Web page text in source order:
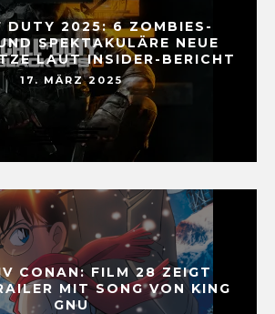
DUTY 2025: 6 ZOMBIES-
SPEKTAKULÄRE NEUE
LAUT INSIDER-BERICHT
17. MÄRZ 2025
CONAN: FILM 28 ZEIGT
MIT SONG VON KING
GNU